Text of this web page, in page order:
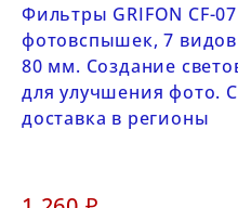
Фильтры GRIFON CF-
фотовспышек, 7
80 мм. Создание
для улучшения фото.
доставка в регионы